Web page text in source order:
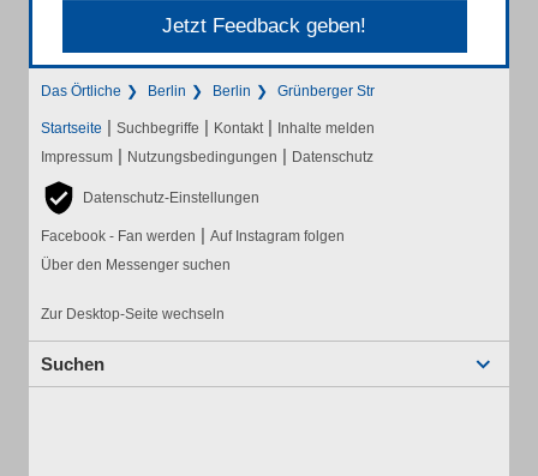
Jetzt Feedback geben!
Das Örtliche Berlin Berlin Grünberger Str
Startseite | Suchbegriffe | Kontakt | Inhalte melden
Impressum | Nutzungsbedingungen | Datenschutz
Datenschutz-Einstellungen
Facebook - Fan werden | Auf Instagram folgen
Über den Messenger suchen
Zur Desktop-Seite wechseln
Suchen